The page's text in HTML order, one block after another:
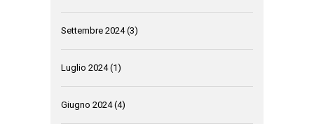
Settembre 2024(3)
Luglio 2024(1)
Giugno 2024(4)